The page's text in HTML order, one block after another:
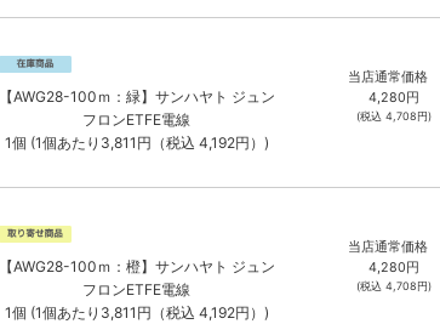
【AWG28-100ｍ：緑】サンハヤト ジュン
フロンETFE電線
1個 (1個あたり3,811円（税込 4,192円）)
当店通常価格
4,280円
(税込 4,708円)
【AWG28-100ｍ：橙】サンハヤト ジュン
フロンETFE電線
1個 (1個あたり3,811円（税込 4,192円）)
当店通常価格
4,280円
(税込 4,708円)